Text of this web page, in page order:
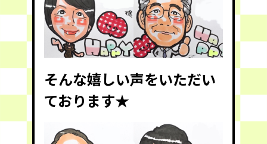
そんな嬉しい声をいただい
ております★